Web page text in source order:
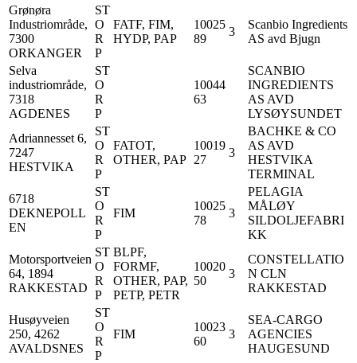
Grønøra
Industriområde,
7300
ORKANGER
ST
O
R
P
FATF, FIM,
HYDP, PAP
10025
89
3
Scanbio Ingredients
AS avd Bjugn
Selva
industriområde,
7318
AGDENES
ST
O
R
P
10044
63
SCANBIO
INGREDIENTS
AS AVD
LYSØYSUNDET
Adriannesset 6,
7247
HESTVIKA
ST
O
R
P
FATOT,
OTHER, PAP
10019
27
3
BACHKE & CO
AS AVD
HESTVIKA
TERMINAL
6718
DEKNEPOLL
EN
ST
O
R
P
FIM
10025
78
3
PELAGIA
MÅLØY
SILDOLJEFABRI
KK
Motorsportveien
64, 1894
RAKKESTAD
ST
O
R
P
BLPF,
FORMF,
OTHER, PAP,
PETP, PETR
10020
50
3
CONSTELLATIO
N CLN
RAKKESTAD
Husøyveien
250, 4262
AVALDSNES
ST
O
R
P
FIM
10023
60
3
SEA-CARGO
AGENCIES
HAUGESUND